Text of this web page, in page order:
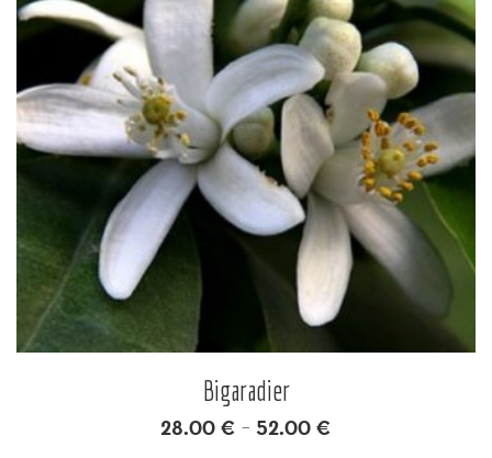
Bigaradier
28.00 € – 52.00 €